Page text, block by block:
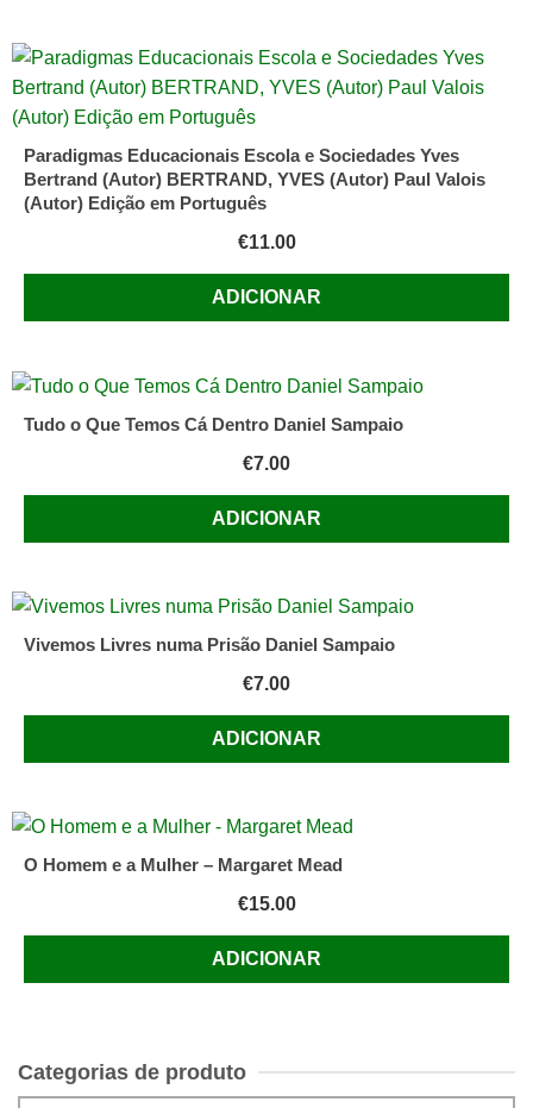
Paradigmas Educacionais Escola e Sociedades Yves
Bertrand (Autor) BERTRAND, YVES (Autor) Paul Valois
(Autor) Edição em Português
€11.00
ADICIONAR
Tudo o Que Temos Cá Dentro Daniel Sampaio
€7.00
ADICIONAR
Vivemos Livres numa Prisão Daniel Sampaio
€7.00
ADICIONAR
O Homem e a Mulher – Margaret Mead
€15.00
ADICIONAR
Categorias de produto